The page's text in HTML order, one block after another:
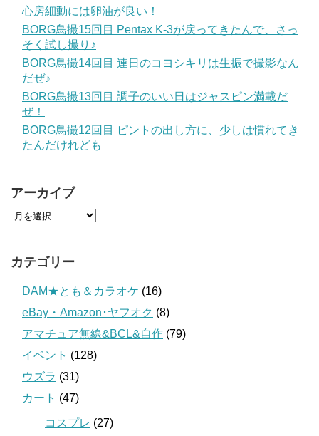
心房細動には卵油が良い！
BORG鳥撮15回目 Pentax K-3が戻ってきたんで、さっ
そく試し撮り♪
BORG鳥撮14回目 連日のコヨシキリは生振で撮影なん
だぜ♪
BORG鳥撮13回目 調子のいい日はジャスピン満載だ
ぜ！
BORG鳥撮12回目 ピントの出し方に、少しは慣れてき
たんだけれども
アーカイブ
カテゴリー
DAM★とも＆カラオケ (16)
eBay・Amazon･ヤフオク (8)
アマチュア無線&BCL&自作 (79)
イベント (128)
ウズラ (31)
カート (47)
コスプレ (27)